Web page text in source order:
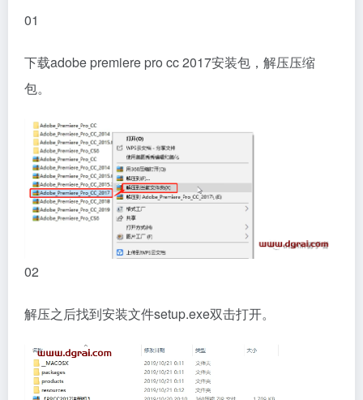
01
下载adobe premiere pro cc 2017安装包，解压压缩
包。
02
解压之后找到安装文件setup.exe双击打开。